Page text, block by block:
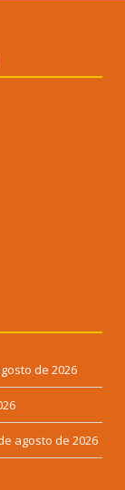
de 2026
agosto de 2026